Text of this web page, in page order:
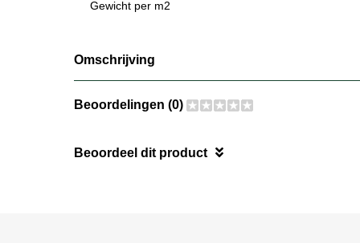
Gewicht per m2
Omschrijving
Beoordelingen (0)
Beoordeel dit product